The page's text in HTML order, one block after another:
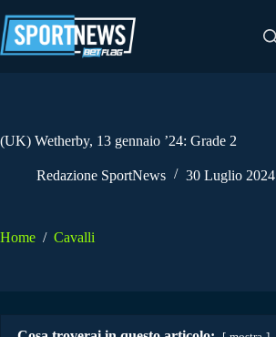
al
contenuto
(UK) Wetherby, 13 gennaio ’24: Grade 2
Redazione SportNews 30 Luglio 2024
Home / Cavalli